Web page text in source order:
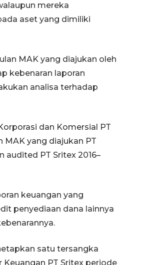
mereka
aset yang dimiliki
MAK yang diajukan oleh
kebenaran laporan
analisa terhadap
dan Komersial PT
MAK yang diajukan PT
audited PT Sritex 2016–
keuangan yang
penyediaan dana lainnya
satu tersangka
Keuangan PT Sritex periode